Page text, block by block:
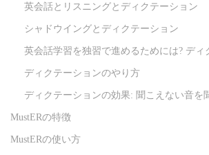
英会話とリスニングとディクテーション
シャドウイングとディクテーション
英会話学習を独習で進めるためには? ディ
ディクテーションのやり方
ディクテーションの効果: 聞こえない音を
MustERの特徴
MustERの使い方